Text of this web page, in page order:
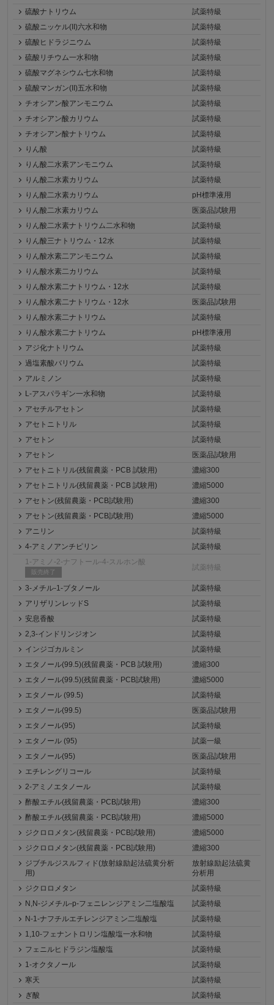
硫酸ナトリウム
試薬特級
硫酸ニッケル(II)六水和物
試薬特級
硫酸ヒドラジニウム
試薬特級
硫酸リチウム一水和物
試薬特級
硫酸マグネシウム七水和物
試薬特級
硫酸マンガン(II)五水和物
試薬特級
チオシアン酸アンモニウム
試薬特級
チオシアン酸カリウム
試薬特級
チオシアン酸ナトリウム
試薬特級
りん酸
試薬特級
りん酸二水素アンモニウム
試薬特級
りん酸二水素カリウム
試薬特級
りん酸二水素カリウム
pH標準液用
りん酸二水素カリウム
医薬品試験用
りん酸二水素ナトリウム二水和物
試薬特級
りん酸三ナトリウム・12水
試薬特級
りん酸水素二アンモニウム
試薬特級
りん酸水素二カリウム
試薬特級
りん酸水素二ナトリウム・12水
試薬特級
りん酸水素二ナトリウム・12水
医薬品試験用
りん酸水素二ナトリウム
試薬特級
りん酸水素二ナトリウム
pH標準液用
アジ化ナトリウム
試薬特級
過塩素酸バリウム
試薬特級
アルミノン
試薬特級
L-アスパラギン一水和物
試薬特級
アセチルアセトン
試薬特級
アセトニトリル
試薬特級
アセトン
試薬特級
アセトン
医薬品試験用
アセトニトリル(残留農薬・PCB 試験用)
濃縮300
アセトニトリル(残留農薬・PCB 試験用)
濃縮5000
アセトン(残留農薬・PCB試験用)
濃縮300
アセトン(残留農薬・PCB試験用)
濃縮5000
アニリン
試薬特級
4-アミノアンチピリン
試薬特級
1-アミノ-2-ナフトール-4-スルホン酸
販売終了
試薬特級
3-メチル-1-ブタノール
試薬特級
アリザリンレッドS
試薬特級
安息香酸
試薬特級
2,3-インドリンジオン
試薬特級
インジゴカルミン
試薬特級
エタノール(99.5)(残留農薬・PCB 試験用)
濃縮300
エタノール(99.5)(残留農薬・PCB試験用)
濃縮5000
エタノール (99.5)
試薬特級
エタノール(99.5)
医薬品試験用
エタノール(95)
試薬特級
エタノール (95)
試薬一級
エタノール(95)
医薬品試験用
エチレングリコール
試薬特級
2-アミノエタノール
試薬特級
酢酸エチル(残留農薬・PCB試験用)
濃縮300
酢酸エチル(残留農薬・PCB試験用)
濃縮5000
ジクロロメタン(残留農薬・PCB試験用)
濃縮5000
ジクロロメタン(残留農薬・PCB試験用)
濃縮300
ジブチルジスルフィド(放射線励起法硫黄分析
用)
放射線励起法硫黄
分析用
ジクロロメタン
試薬特級
N,N-ジメチル-p-フェニレンジアミン二塩酸塩
試薬特級
N-1-ナフチルエチレンジアミン二塩酸塩
試薬特級
1,10-フェナントロリン塩酸塩一水和物
試薬特級
フェニルヒドラジン塩酸塩
試薬特級
1-オクタノール
試薬特級
寒天
試薬特級
ぎ酸
試薬特級